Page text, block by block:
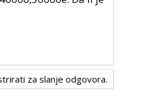
za slanje odgovora.